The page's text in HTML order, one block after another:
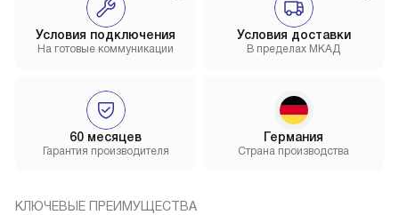
Условия доставки
В пределах МКАД
60 месяцев
Гарантия производителя
Условия подключения
На готовые коммуникации
Германия
Страна производства
КЛЮЧЕВЫЕ ПРЕИМУЩЕСТВА